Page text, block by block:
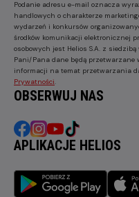
Podanie adresu e-mail oznacza
handlowych o charakterze
wydarzeń i konkursów
środków komunikacji elektronicznej
osobowych jest Helios S.A. z
Pani/Pana dane będą przetwarzane
informacji na temat przetwarzania
Prywatności.
OBSERWUJ NAS
APLIKACJE HELIOS